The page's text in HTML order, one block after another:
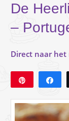
De
–
Direct naar het